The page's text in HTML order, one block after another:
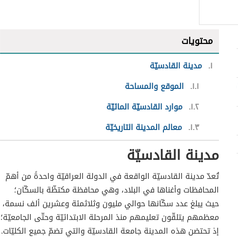
محتويات
١ مدينة القادسيّة
١.١ الموقع والمساحة
١.٢ موارد القادسيّة المائيّة
١.٣ معالم المدينة التاريخيّة
مدينة القادسيّة
تُعدّ مدينة القادسيّة الواقعة في الدولة العراقيّة واحدةً من أهمّ
المحافظات وأغناها في البلاد، وهي محافظة مكتظّة بالسكّان؛
حيث يبلغ عدد سكّانها حوالي مليون وثلاثمئة وعشرين ألف نسمة،
معظمهم يتلقّون تعليمهم منذ المرحلة الابتدائيّة وحتّى الجامعيّة؛
إذ تحتضن هذه المدينة جامعة القادسيّة والتي تضمّ جميع الكليّات.